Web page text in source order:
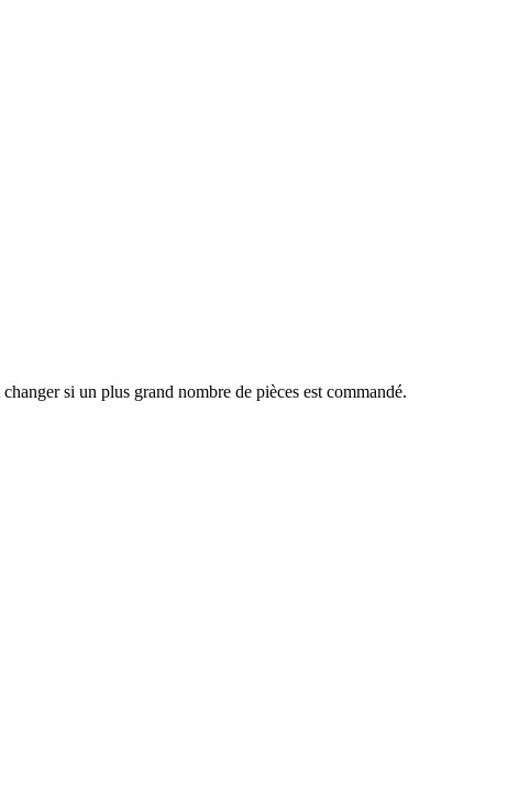
si un plus grand nombre de pièces est commandé.